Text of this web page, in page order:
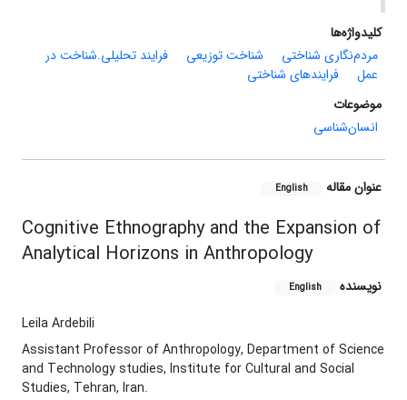
کلیدواژه‌ها
مردم‌نگاری شناختی
شناخت توزیعی
فرایند تحلیلی.شناخت در
عمل
فرایندهای شناختی
موضوعات
انسان‌شناسی
عنوان مقاله English
Cognitive Ethnography and the Expansion of
Analytical Horizons in Anthropology
نویسنده English
Leila Ardebili
Assistant Professor of Anthropology, Department of Science
and Technology studies, Institute for Cultural and Social
Studies, Tehran, Iran.